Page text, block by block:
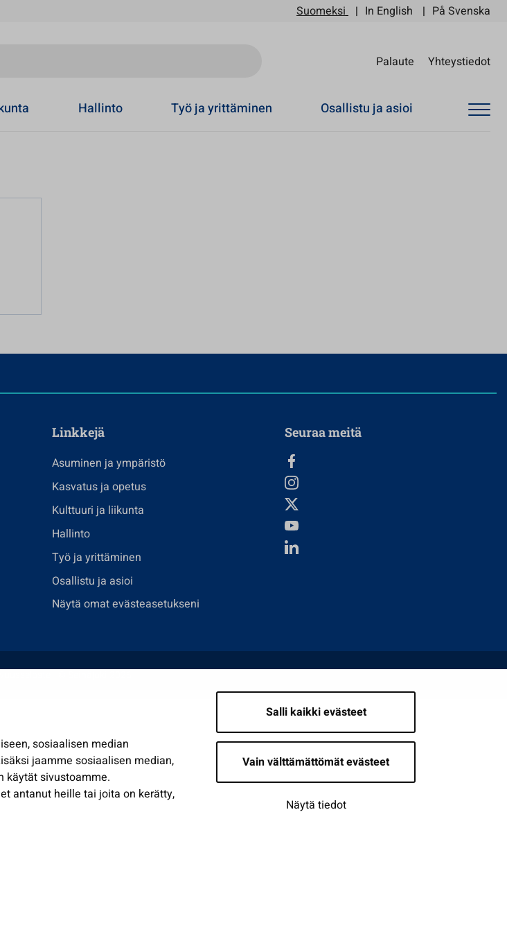
sosiaalisen median
jaamme sosiaalisen median,
käytät sivustoamme.
antanut heille tai joita on kerätty,
Salli kaikki evästeet
Vain välttämättömät evästeet
Näytä tiedot
Suomeksi In English På Svenska
Palaute Yhteystiedot
Hallinto Työ ja yrittäminen Osallistu ja asioi
Linkkejä
Asuminen ja ympäristö
Kasvatus ja opetus
Kulttuuri ja liikunta
Hallinto
Työ ja yrittäminen
Osallistu ja asioi
Näytä omat evästeasetukseni
Seuraa meitä